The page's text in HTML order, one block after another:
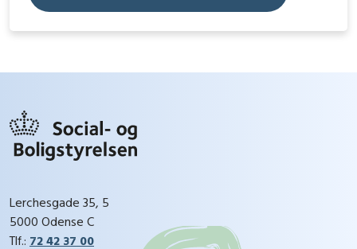
Lerchesgade 35, 5
5000 Odense C
Tlf.: 72 42 37 00